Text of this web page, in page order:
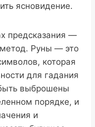
ясновидение.
предсказания —
Руны — это
которая
для гадания
выброшены
порядке, и
и